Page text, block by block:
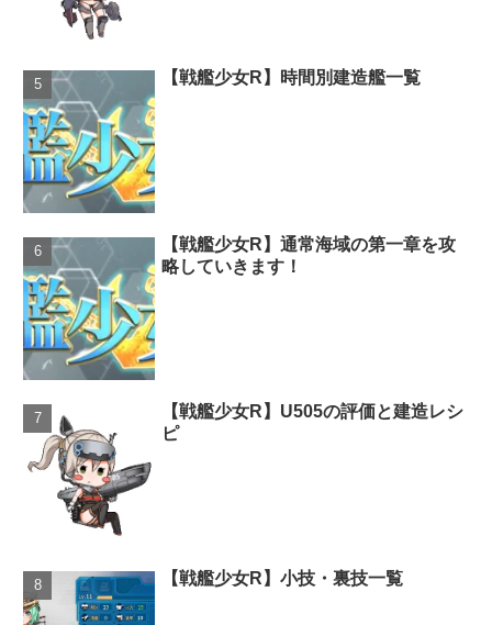
【戦艦少女R】時間別建造艦一覧
【戦艦少女R】通常海域の第一章を攻
略していきます！
【戦艦少女R】U505の評価と建造レシ
ピ
【戦艦少女R】小技・裏技一覧